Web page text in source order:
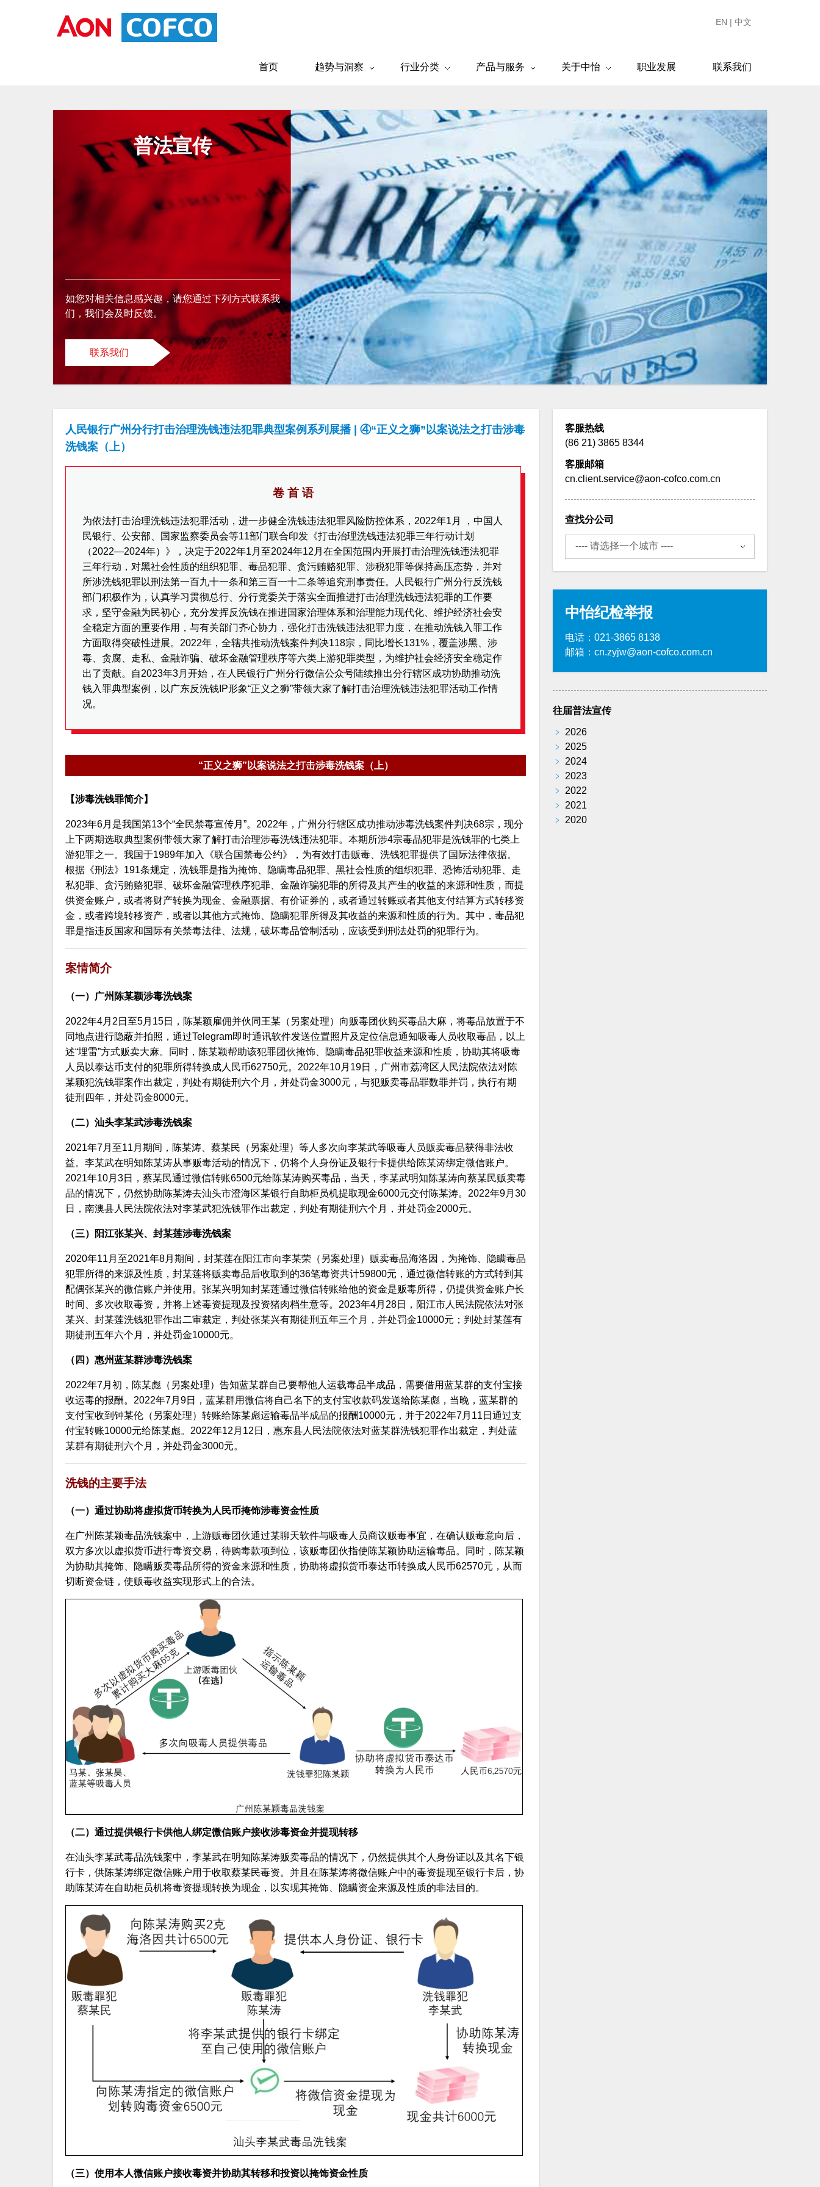
EN | 中文
首页 趋势与洞察 行业分类 产品与服务 关于中怡 职业发展 联系我们
普法宣传
如您对相关信息感兴趣，请您通过下列方式联系我
们，我们会及时反馈。
联系我们
人民银行广州分行打击治理洗钱违法犯罪典型案例系列展播 | ④“正义之狮”以案说法之打击涉毒
洗钱案（上）
卷 首 语
为依法打击治理洗钱违法犯罪活动，进一步健全洗钱违法犯罪风险防控体系，2022年1月 ，中国人
民银行、公安部、国家监察委员会等11部门联合印发《打击治理洗钱违法犯罪三年行动计划
（2022—2024年）》，决定于2022年1月至2024年12月在全国范围内开展打击治理洗钱违法犯罪
三年行动，对黑社会性质的组织犯罪、毒品犯罪、贪污贿赂犯罪、涉税犯罪等保持高压态势，并对
所涉洗钱犯罪以刑法第一百九十一条和第三百一十二条等追究刑事责任。人民银行广州分行反洗钱
部门积极作为，认真学习贯彻总行、分行党委关于落实全面推进打击治理洗钱违法犯罪的工作要
求，坚守金融为民初心，充分发挥反洗钱在推进国家治理体系和治理能力现代化、维护经济社会安
全稳定方面的重要作用，与有关部门齐心协力，强化打击洗钱违法犯罪力度，在推动洗钱入罪工作
方面取得突破性进展。2022年，全辖共推动洗钱案件判决118宗，同比增长131%，覆盖涉黑、涉
毒、贪腐、走私、金融诈骗、破坏金融管理秩序等六类上游犯罪类型，为维护社会经济安全稳定作
出了贡献。自2023年3月开始，在人民银行广州分行微信公众号陆续推出分行辖区成功协助推动洗
钱入罪典型案例，以广东反洗钱IP形象“正义之狮”带领大家了解打击治理洗钱违法犯罪活动工作情
况。
“正义之狮”以案说法之打击涉毒洗钱案（上）
【涉毒洗钱罪简介】
2023年6月是我国第13个“全民禁毒宣传月”。2022年，广州分行辖区成功推动涉毒洗钱案件判决68宗，现分
上下两期选取典型案例带领大家了解打击治理涉毒洗钱违法犯罪。本期所涉4宗毒品犯罪是洗钱罪的七类上
游犯罪之一。我国于1989年加入《联合国禁毒公约》，为有效打击贩毒、洗钱犯罪提供了国际法律依据。
根据《刑法》191条规定，洗钱罪是指为掩饰、隐瞒毒品犯罪、黑社会性质的组织犯罪、恐怖活动犯罪、走
私犯罪、贪污贿赂犯罪、破坏金融管理秩序犯罪、金融诈骗犯罪的所得及其产生的收益的来源和性质，而提
供资金账户，或者将财产转换为现金、金融票据、有价证券的，或者通过转账或者其他支付结算方式转移资
金，或者跨境转移资产，或者以其他方式掩饰、隐瞒犯罪所得及其收益的来源和性质的行为。其中，毒品犯
罪是指违反国家和国际有关禁毒法律、法规，破坏毒品管制活动，应该受到刑法处罚的犯罪行为。
案情简介
（一）广州陈某颖涉毒洗钱案
2022年4月2日至5月15日，陈某颖雇佣并伙同王某（另案处理）向贩毒团伙购买毒品大麻，将毒品放置于不
同地点进行隐蔽并拍照，通过Telegram即时通讯软件发送位置照片及定位信息通知吸毒人员收取毒品，以上
述“埋雷”方式贩卖大麻。同时，陈某颖帮助该犯罪团伙掩饰、隐瞒毒品犯罪收益来源和性质，协助其将吸毒
人员以泰达币支付的犯罪所得转换成人民币62750元。2022年10月19日，广州市荔湾区人民法院依法对陈
某颖犯洗钱罪案作出裁定，判处有期徒刑六个月，并处罚金3000元，与犯贩卖毒品罪数罪并罚，执行有期
徒刑四年，并处罚金8000元。
（二）汕头李某武涉毒洗钱案
2021年7月至11月期间，陈某涛、蔡某民（另案处理）等人多次向李某武等吸毒人员贩卖毒品获得非法收
益。李某武在明知陈某涛从事贩毒活动的情况下，仍将个人身份证及银行卡提供给陈某涛绑定微信账户。
2021年10月3日，蔡某民通过微信转账6500元给陈某涛购买毒品，当天，李某武明知陈某涛向蔡某民贩卖毒
品的情况下，仍然协助陈某涛去汕头市澄海区某银行自助柜员机提取现金6000元交付陈某涛。2022年9月30
日，南澳县人民法院依法对李某武犯洗钱罪作出裁定，判处有期徒刑六个月，并处罚金2000元。
（三）阳江张某兴、封某莲涉毒洗钱案
2020年11月至2021年8月期间，封某莲在阳江市向李某荣（另案处理）贩卖毒品海洛因，为掩饰、隐瞒毒品
犯罪所得的来源及性质，封某莲将贩卖毒品后收取到的36笔毒资共计59800元，通过微信转账的方式转到其
配偶张某兴的微信账户并使用。张某兴明知封某莲通过微信转账给他的资金是贩毒所得，仍提供资金账户长
时间、多次收取毒资，并将上述毒资提现及投资猪肉档生意等。2023年4月28日，阳江市人民法院依法对张
某兴、封某莲洗钱犯罪作出二审裁定，判处张某兴有期徒刑五年三个月，并处罚金10000元；判处封某莲有
期徒刑五年六个月，并处罚金10000元。
（四）惠州蓝某群涉毒洗钱案
2022年7月初，陈某彪（另案处理）告知蓝某群自己要帮他人运载毒品半成品，需要借用蓝某群的支付宝接
收运毒的报酬。2022年7月9日，蓝某群用微信将自己名下的支付宝收款码发送给陈某彪，当晚，蓝某群的
支付宝收到钟某伦（另案处理）转账给陈某彪运输毒品半成品的报酬10000元，并于2022年7月11日通过支
付宝转账10000元给陈某彪。2022年12月12日，惠东县人民法院依法对蓝某群洗钱犯罪作出裁定，判处蓝
某群有期徒刑六个月，并处罚金3000元。
洗钱的主要手法
（一）通过协助将虚拟货币转换为人民币掩饰涉毒资金性质
在广州陈某颖毒品洗钱案中，上游贩毒团伙通过某聊天软件与吸毒人员商议贩毒事宜，在确认贩毒意向后，
双方多次以虚拟货币进行毒资交易，待购毒款项到位，该贩毒团伙指使陈某颖协助运输毒品。同时，陈某颖
为协助其掩饰、隐瞒贩卖毒品所得的资金来源和性质，协助将虚拟货币泰达币转换成人民币62570元，从而
切断资金链，使贩毒收益实现形式上的合法。
（二）通过提供银行卡供他人绑定微信账户接收涉毒资金并提现转移
在汕头李某武毒品洗钱案中，李某武在明知陈某涛贩卖毒品的情况下，仍然提供其个人身份证以及其名下银
行卡，供陈某涛绑定微信账户用于收取蔡某民毒资。并且在陈某涛将微信账户中的毒资提现至银行卡后，协
助陈某涛在自助柜员机将毒资提现转换为现金，以实现其掩饰、隐瞒资金来源及性质的非法目的。
（三）使用本人微信账户接收毒资并协助其转移和投资以掩饰资金性质
客服热线
(86 21) 3865 8344
客服邮箱
cn.client.service@aon-cofco.com.cn
查找分公司
中怡纪检举报
电话：021-3865 8138
邮箱：cn.zyjw@aon-cofco.com.cn
往届普法宣传
﹥
2026
﹥
2025
﹥
2024
﹥
2023
﹥
2022
﹥
2021
﹥
2020